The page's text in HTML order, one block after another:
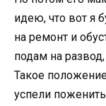
идею, что вот я
на ремонт и
подам на развод,
Такое
успели